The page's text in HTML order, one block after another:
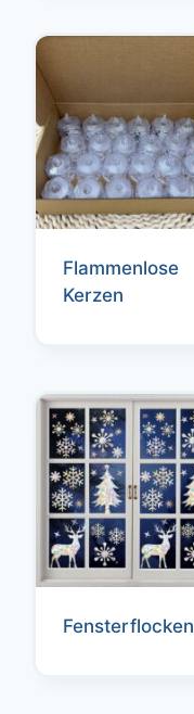
Flammenlose
Kerzen
Fensterflocken